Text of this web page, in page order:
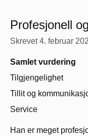
Profesjonell
Skrevet4. februar
Samlet vurdering
Tilgjengelighet
Tillit og
Service
Han er meget